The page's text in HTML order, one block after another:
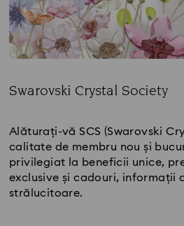
Swarovski Crystal Society
Alăturați-vă SCS (Swarovski
calitate de membru nou și
privilegiat la beneficii unice,
exclusive și cadouri, informații
strălucitoare.